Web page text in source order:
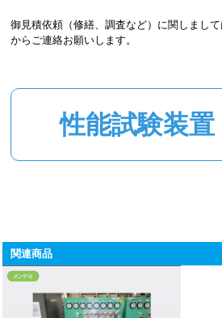
御見積依頼（修繕、調査など）に関しまし
からご連絡お願いします。
性能試験装
関連商品